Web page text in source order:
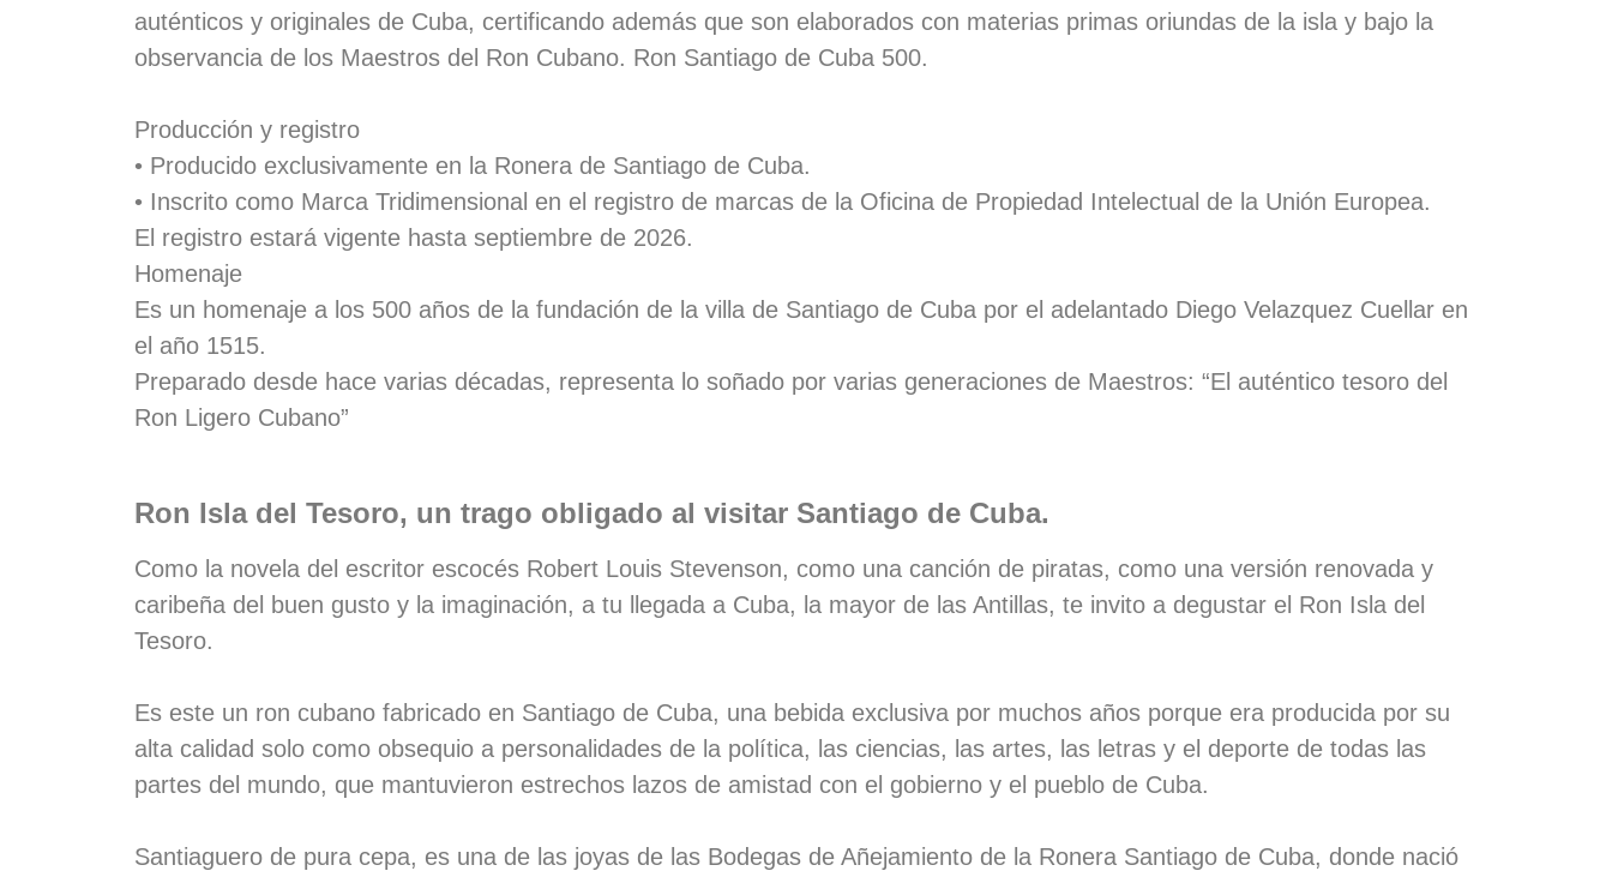
auténticos y originales de Cuba, certificando además que son elaborados con materias primas oriundas de la isla y bajo la
observancia de los Maestros del Ron Cubano. Ron Santiago de Cuba 500.
Producción y registro
• Producido exclusivamente en la Ronera de Santiago de Cuba.
• Inscrito como Marca Tridimensional en el registro de marcas de la Oficina de Propiedad Intelectual de la Unión Europea.
El registro estará vigente hasta septiembre de 2026.
Homenaje
Es un homenaje a los 500 años de la fundación de la villa de Santiago de Cuba por el adelantado Diego Velazquez Cuellar en
el año 1515.
Preparado desde hace varias décadas, representa lo soñado por varias generaciones de Maestros: “El auténtico tesoro del
Ron Ligero Cubano”
Ron Isla del Tesoro, un trago obligado al visitar Santiago de Cuba.
Como la novela del escritor escocés Robert Louis Stevenson, como una canción de piratas, como una versión renovada y
caribeña del buen gusto y la imaginación, a tu llegada a Cuba, la mayor de las Antillas, te invito a degustar el Ron Isla del
Tesoro.
Es este un ron cubano fabricado en Santiago de Cuba, una bebida exclusiva por muchos años porque era producida por su
alta calidad solo como obsequio a personalidades de la política, las ciencias, las artes, las letras y el deporte de todas las
partes del mundo, que mantuvieron estrechos lazos de amistad con el gobierno y el pueblo de Cuba.
Santiaguero de pura cepa, es una de las joyas de las Bodegas de Añejamiento de la Ronera Santiago de Cuba, donde nació